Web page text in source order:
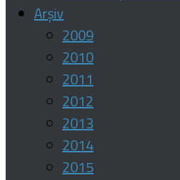
Arşiv
2009
2010
2011
2012
2013
2014
2015